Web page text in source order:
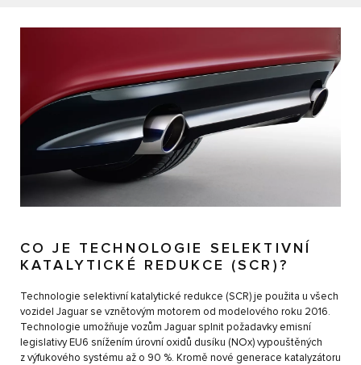
CO JE TECHNOLOGIE SELEKTIVNÍ
KATALYTICKÉ REDUKCE (SCR)?
Technologie selektivní katalytické redukce (SCR) je použita u všech
vozidel Jaguar se vznětovým motorem od modelového roku 2016.
Technologie umožňuje vozům Jaguar splnit požadavky emisní
legislativy EU6 snížením úrovní oxidů dusíku (NOx) vypouštěných
z výfukového systému až o 90 %. Kromě nové generace katalyzátoru